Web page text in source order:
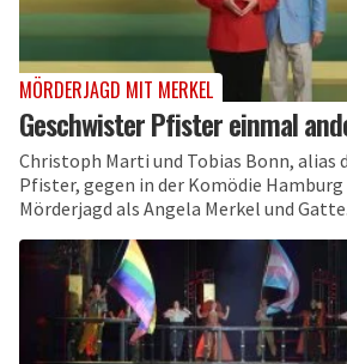
MÖRDERJAGD MIT MERKEL
Geschwister Pfister einmal
Christoph Marti und Tobias Bonn, alias
Pfister, gegen in der Komödie
Mörderjagd als Angela Merkel und Gatte.